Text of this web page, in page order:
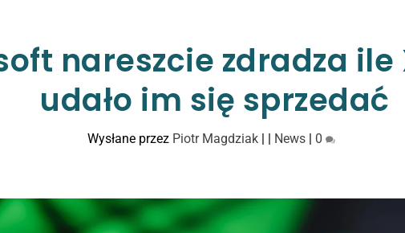
nareszcie zdradza ile
udało im się sprzedać
Wysłane przez Piotr Magdziak| | News| 0